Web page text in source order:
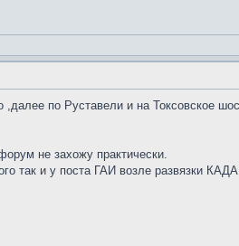
,далее по Руставели и на Токсовское
не захожу практически.
так и у поста ГАИ возле развязки